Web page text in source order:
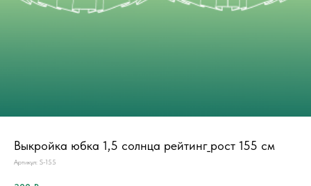
Выкройка юбка 1,5 солнца рейтинг_рост 155 см
Артикул: S-155